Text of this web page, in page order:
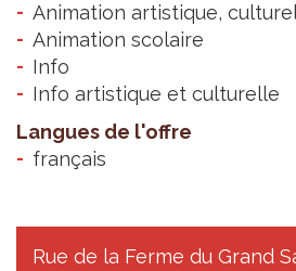
Animation artistique,
Animation scolaire
Info
Info artistique et culturelle
Langues de l'offre
français
Rue de la Ferme du Grand